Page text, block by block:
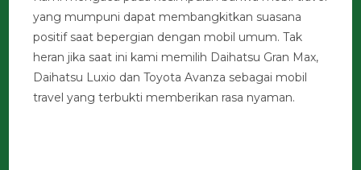
yang mumpuni dapat membangkitkan suasana
positif saat bepergian dengan mobil umum. Tak
heran jika saat ini kami memilih Daihatsu Gran Max,
Daihatsu Luxio dan Toyota Avanza sebagai mobil
travel yang terbukti memberikan rasa nyaman.